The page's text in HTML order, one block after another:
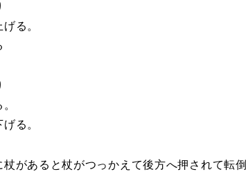
る。
る。
があると杖がつっかえて後方へ押されて転